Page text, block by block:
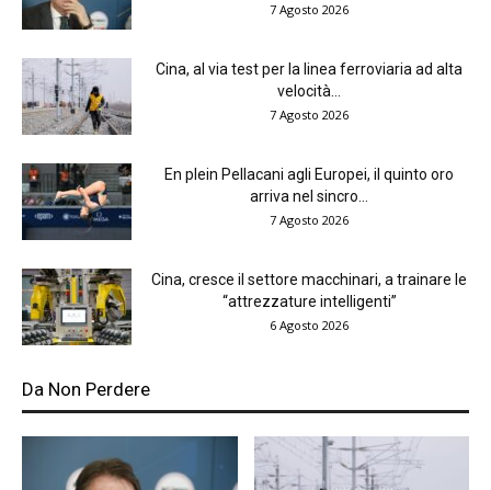
7 Agosto 2026
Cina, al via test per la linea ferroviaria ad alta
velocità...
7 Agosto 2026
En plein Pellacani agli Europei, il quinto oro
arriva nel sincro...
7 Agosto 2026
Cina, cresce il settore macchinari, a trainare le
“attrezzature intelligenti”
6 Agosto 2026
Da Non Perdere